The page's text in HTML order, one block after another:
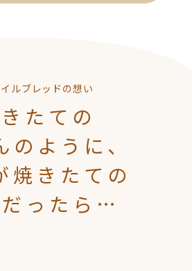
ルブレッドの想い
たての
のように、
焼きたての
ったら…